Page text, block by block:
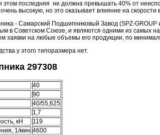
этом последняя не должна превышать 40% от
высокую, но это оказывает влияние на
- Самарский Подшипниковый Завод (SPZ-GROUP
в Советском Союзе, и являются одними из самых
заявки на любые объемы его продукции, по
у этого типоразмера нет.
297308
40
90
40/55,625
1,7
кН
119
1/мин 4600